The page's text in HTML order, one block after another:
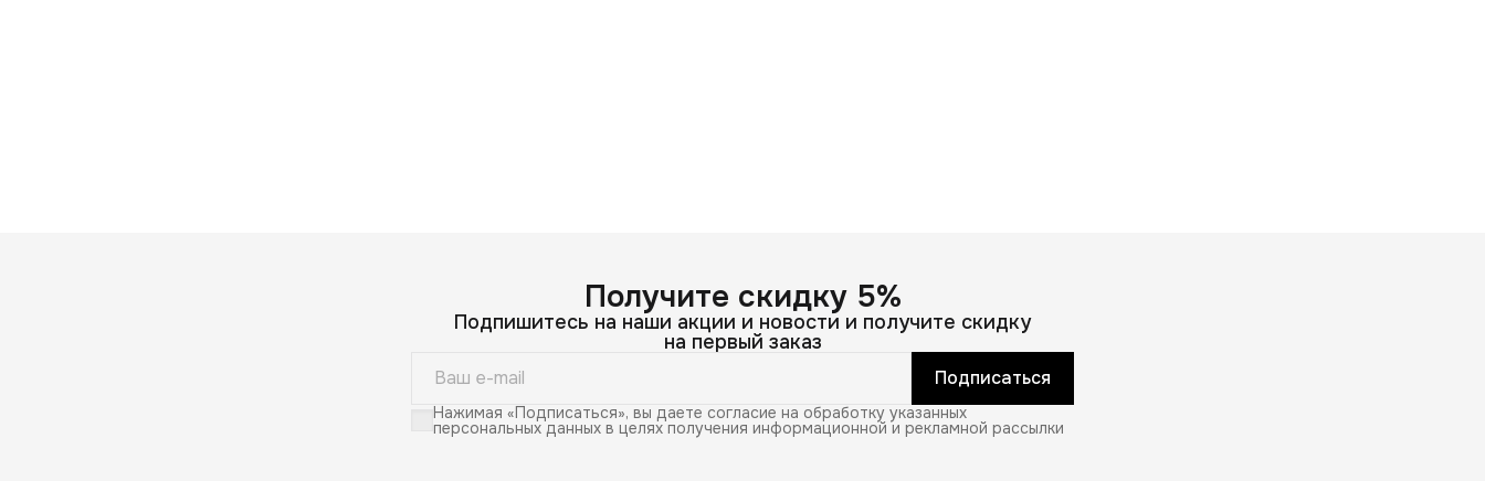
Получите скидку 5%
Подпишитесь на наши акции и новости и получите скидку
на первый заказ
Подписаться
Нажимая «Подписаться», вы даете согласие на обработку указанных
персональных данных в целях получения информационной и рекламной рассылки